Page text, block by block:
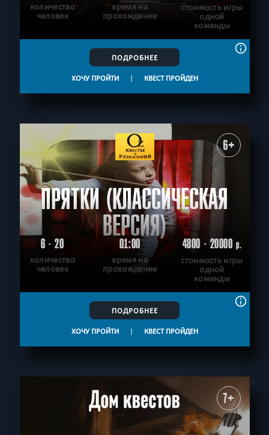
количество
человек
время на
прохождение
стоимость игры
одной
команды
ПОДРОБНЕЕ
ХОЧУ ПРОЙТИ | КВЕСТ ПРОЙДЕН
6+
ПРЯТКИ (КЛАССИЧЕСКАЯ
ВЕРСИЯ)
6 - 20
количество
человек
01:00
время на
прохождение
4800 - 20000р.
стоимость игры
одной
команды
ПОДРОБНЕЕ
ХОЧУ ПРОЙТИ | КВЕСТ ПРОЙДЕН
7+